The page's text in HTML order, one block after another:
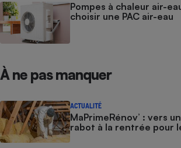
Pompes à chaleur air-
choisir une PAC air-eau
À ne pas manquer
ACTUALITÉ
MaPrimeRénov’ : vers
rabot à la rentrée pour